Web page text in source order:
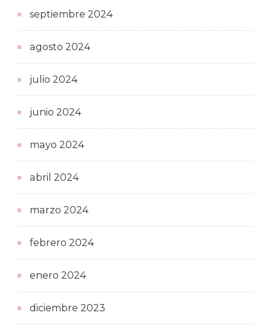
septiembre 2024
agosto 2024
julio 2024
junio 2024
mayo 2024
abril 2024
marzo 2024
febrero 2024
enero 2024
diciembre 2023